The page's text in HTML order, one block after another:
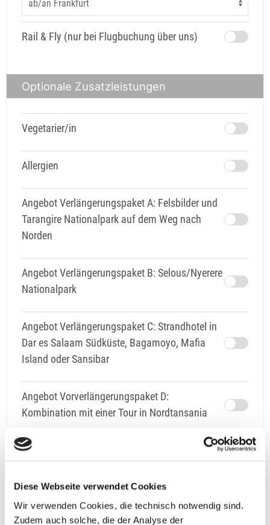
Diese Webseite verwendet Cookies
Wir verwenden Cookies, die technisch notwendig sind.
Zudem auch solche, die der Analyse der
Rail & Fly (nur bei Flugbuchung über uns)
Optionale Zusatzleistungen
Vegetarier/in
Allergien
Angebot Verlängerungspaket A: Felsbilder und
Tarangire Nationalpark auf dem Weg nach
Norden
Angebot Verlängerungspaket B: Selous/Nyerere
Nationalpark
Angebot Verlängerungspaket C: Strandhotel in
Dar es Salaam Südküste, Bagamoyo, Mafia
Island oder Sansibar
Angebot Vorverlängerungspaket D:
Kombination mit einer Tour in Nordtansania
Gutschein
Gutschein